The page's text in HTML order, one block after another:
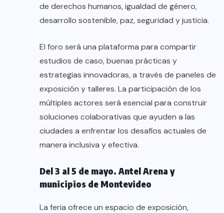
de derechos humanos, igualdad de género,
desarrollo sostenible, paz, seguridad y justicia.
El foro será una plataforma para compartir
estudios de caso, buenas prácticas y
estrategias innovadoras, a través de paneles de
exposición y talleres. La participación de los
múltiples actores será esencial para construir
soluciones colaborativas que ayuden a las
ciudades a enfrentar los desafíos actuales de
manera inclusiva y efectiva.
Del 3 al 5 de mayo. Antel Arena y
municipios de Montevideo
La feria ofrece un espacio de exposición,